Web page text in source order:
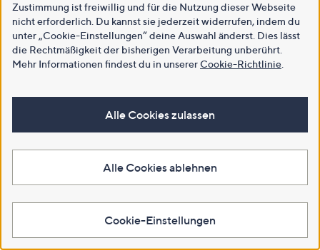
Zustimmung ist freiwillig und für die Nutzung dieser Webseite
nicht erforderlich. Du kannst sie jederzeit widerrufen, indem du
unter „Cookie-Einstellungen“ deine Auswahl änderst. Dies lässt
die Rechtmäßigkeit der bisherigen Verarbeitung unberührt.
Mehr Informationen findest du in unsererCookie-Richtlinie
Alle Cookies zulassen
Alle Cookies ablehnen
Cookie-Einstellungen